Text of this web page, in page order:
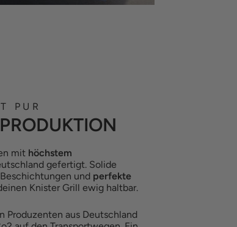
PUR
mit höchstem
gefertigt. Solide
und perfekte
Knister Grill ewig haltbar.
Produzenten aus Deutschland